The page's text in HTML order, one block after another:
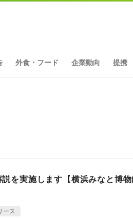
外食・フード 企業動向 提携
を実施します【横浜みなと博
ース